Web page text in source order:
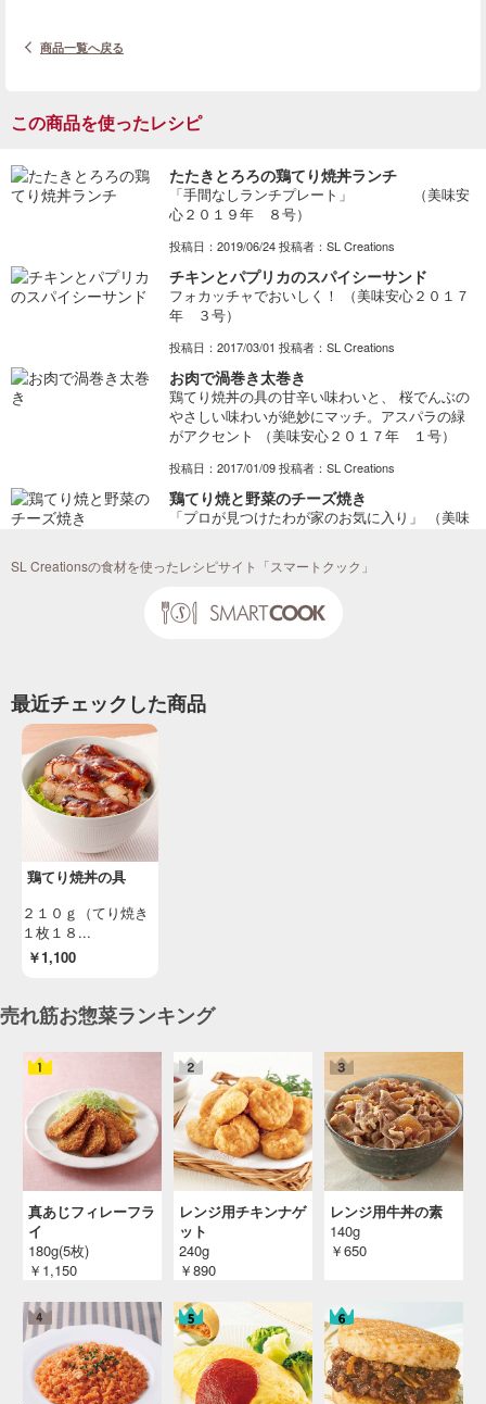
商品一覧へ戻る
この商品を使ったレシピ
たたきとろろの鶏てり焼丼ランチ
「手間なしランチプレート」 （美味安
心２０１９年 ８号）
投稿日：2019/06/24 投稿者：SL Creations
チキンとパプリカのスパイシーサンド
フォカッチャでおいしく！ （美味安心２０１７
年 ３号）
投稿日：2017/03/01 投稿者：SL Creations
お肉で渦巻き太巻き
鶏てり焼丼の具の甘辛い味わいと、 桜でんぶの
やさしい味わいが絶妙にマッチ。アスパラの緑
がアクセント （美味安心２０１７年 １号）
投稿日：2017/01/09 投稿者：SL Creations
鶏てり焼と野菜のチーズ焼き
「プロが見つけたわが家のお気に入り」 （美味
投稿日：2016/10/13 投稿者：SL Creations
鶏てり焼のせ野菜炒め
「プロが見つけたわが家のお気に入り」 （美味
薬味たっぷりてり焼き
「プロが見つけたわが家のお気に入り」 （美味
SL Creationsの食材を使ったレシピサイト「スマートクック」
最近チェックした商品
鶏てり焼丼の具
２１０ｇ（てり焼き
１枚１８...
￥1,100
売れ筋お惣菜ランキング
真あじフィレーフラ
イ
180g(5枚)
￥1,150
レンジ用チキンナゲ
ット
240g
￥890
レンジ用牛丼の素
140g
￥650